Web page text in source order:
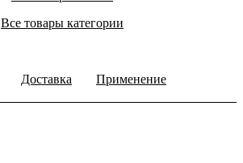
Все товары категории
Доставка Применение